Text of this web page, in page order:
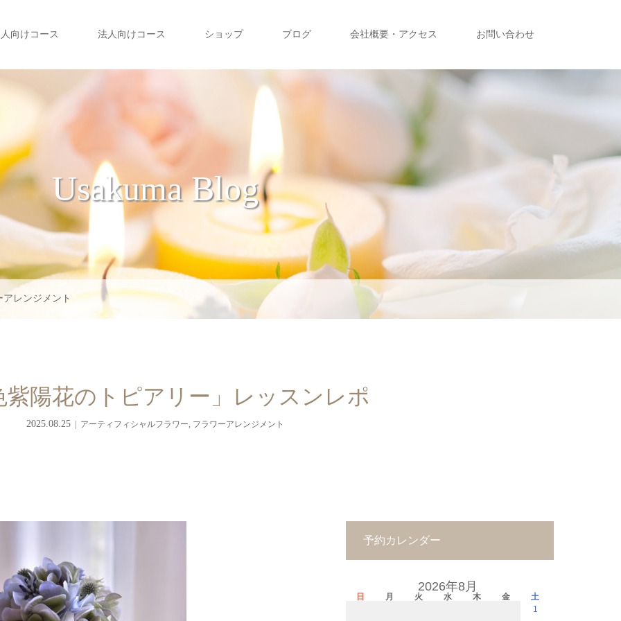
向けコース 法人向けコース ショップ ブログ 会社概要・アクセス お問い合わせ
Usakuma Blog
アレンジメント
紫陽花のトピアリー」レッスンレポ
2025.08.25 アーティフィシャルフラワー フラワーアレンジメント
予約カレンダー
2026年8月
日 月 火 水 木 金
土
1